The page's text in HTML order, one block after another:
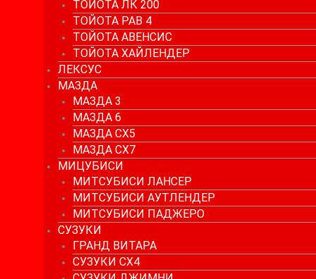
ТОЙОТА ЛК 200
ТОЙОТА РАВ 4
ТОЙОТА АВЕНСИС
ТОЙОТА ХАЙЛЕНДЕР
ЛЕКСУС
МАЗДА
МАЗДА 3
МАЗДА 6
МАЗДА СХ5
МАЗДА СХ7
МИЦУБИСИ
МИТСУБИСИ ЛАНСЕР
МИТСУБИСИ АУТЛЕНДЕР
МИТСУБИСИ ПАДЖЕРО
СУЗУКИ
ГРАНД ВИТАРА
СУЗУКИ СХ4